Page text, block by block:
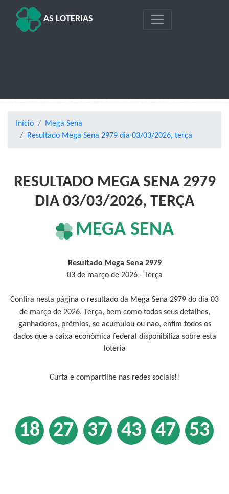
AS LOTERIAS
Início
Mega Sena
Resultado Mega Sena 2979 dia 03/03/2026, terça
RESULTADO MEGA SENA 2979
DIA 03/03/2026, TERÇA
MEGA SENA
Resultado Mega Sena 2979
03 de março de 2026 - Terça
Confira nesta página o resultado da Mega Sena 2979 do dia 03
de março de 2026, Terça, bem como todos seus detalhes,
ganhadores, prêmios, se acumulou ou não, enfim todos os
dados que a caixa econômica federal disponibiliza sobre esta
loteria
Curta e compartilhe nas redes sociais!!
18 27 37 43 47 53